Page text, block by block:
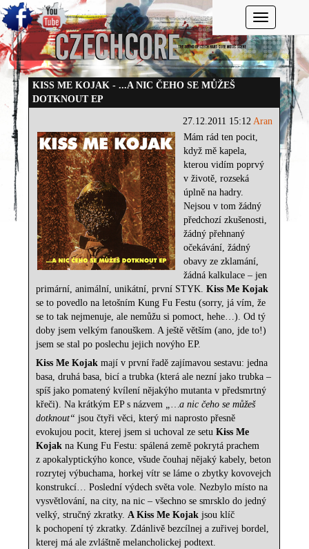
Toggle
KISS ME KOJAK - ...A NIC ČEHO SE MŮŽEŠ
DOTKNOUT EP
27.12.2011 15:12Aran
Mám rád ten pocit,
když mě kapela,
kterou vidím poprvý
v životě, rozseká
úplně na hadry.
Nejsou v tom žádný
předchozí zkušenosti,
žádný přehnaný
očekávání, žádný
obavy ze zklamání,
žádná kalkulace – jen
primární, animální, unikátní, první STYK.Kiss Me Kojak
se to povedlo na letošním Kung Fu Festu (sorry, já vím, že
se to tak nejmenuje, ale nemůžu si pomoct, hehe…). Od tý
doby jsem velkým fanouškem. A ještě větším (ano, jde to!)
jsem se stal po poslechu jejich novýho EP.
Kiss Me Kojak mají v první řadě zajímavou sestavu: jedna
basa, druhá basa, bicí a trubka (která ale nezní jako trubka –
spíš jako pomatený kvílení nějakýho mutanta v předsmrtný
křeči). Na krátkým EP s názvem „…a nic čeho se můžeš
dotknout“ jsou čtyři věci, který mi naprosto přesně
evokujou pocit, kterej jsem si uchoval ze setuKiss Me
Kojak na Kung Fu Festu: spálená země pokrytá prachem
z apokalyptickýho konce, všude čouhaj nějaký kabely, beton
rozrytej výbuchama, horkej vítr se láme o zbytky kovovejch
konstrukcí… Poslední výdech světa vole. Nezbylo místo na
vysvětlování, na city, na nic – všechno se smrsklo do jedný
velký, stručný zkratky.A Kiss Me Kojak jsou klíč
k pochopení tý zkratky. Zdánlivě bezcílnej a zuřivej bordel,
kterej má ale zvláštně melancholickej podtext.